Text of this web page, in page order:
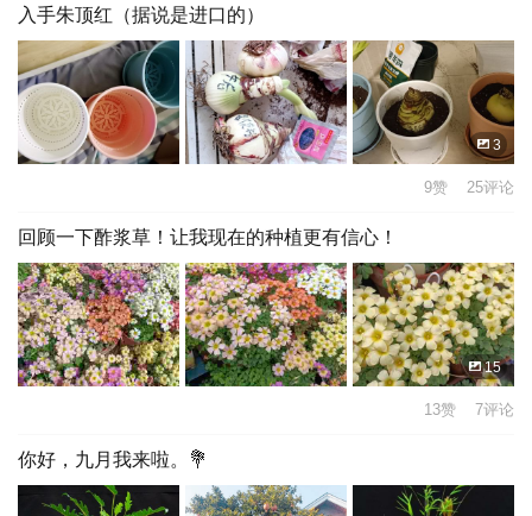
入手朱顶红（据说是进口的）
3
9赞 25评论
回顾一下酢浆草！让我现在的种植更有信心！
15
13赞 7评论
你好，九月我来啦。💐